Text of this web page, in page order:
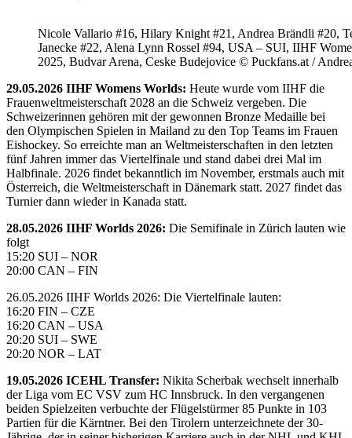
Nicole Vallario #16, Hilary Knight #21, Andrea Brändli #20,
Janecke #22, Alena Lynn Rossel #94, USA – SUI, IIHF
2025, Budvar Arena, Ceske Budejovice © Puckfans.at /
29.05.2026 IIHF Womens Worlds: Heute wurde vom IIHF die
Frauenweltmeisterschaft 2028 an die Schweiz vergeben. Die
Schweizerinnen gehören mit der gewonnen Bronze Medaille bei
den Olympischen Spielen in Mailand zu den Top Teams im Frauen
Eishockey. So erreichte man an Weltmeisterschaften in den letzten
fünf Jahren immer das Viertelfinale und stand dabei drei Mal im
Halbfinale. 2026 findet bekanntlich im November, erstmals auch mit
Österreich, die Weltmeisterschaft in Dänemark statt. 2027 findet das
Turnier dann wieder in Kanada statt.
28.05.2026 IIHF Worlds 2026: Die Semifinale in Zürich lauten wie
folgt
15:20 SUI – NOR
20:00 CAN – FIN
26.05.2026 IIHF Worlds 2026: Die Viertelfinale lauten:
16:20 FIN – CZE
16:20 CAN – USA
20:20 SUI – SWE
20:20 NOR – LAT
19.05.2026 ICEHL Transfer: Nikita Scherbak wechselt innerhalb
der Liga vom EC VSV zum HC Innsbruck. In den vergangenen
beiden Spielzeiten verbuchte der Flügelstürmer 85 Punkte in 103
Partien für die Kärntner. Bei den Tirolern unterzeichnete der 30-